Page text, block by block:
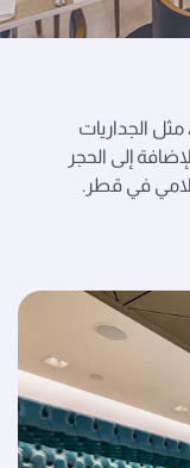
مثل الجداريات
إلى الحجر
في قطر.